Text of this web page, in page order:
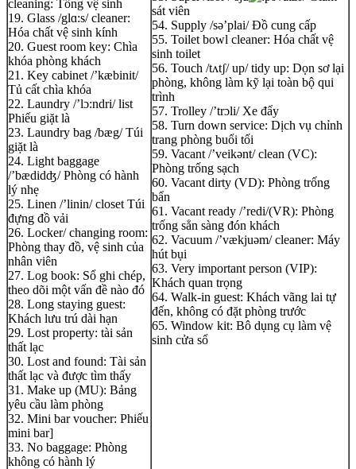
cleaning: Tổng vệ sinh
19. Glass /glɑ:s/ cleaner:
Hóa chất vệ sinh kính
20. Guest room key: Chìa
khóa phòng khách
21. Key cabinet /’kæbinit/
Tủ cất chìa khóa
22. Laundry /’lɔ:ndri/ list
Phiếu giặt là
23. Laundry bag /bæg/ Túi
giặt là
24. Light baggage
/’bædidʤ/ Phòng có hành
lý nhẹ
25. Linen /’linin/ closet Túi
đựng đồ vải
26. Locker/ changing room:
Phòng thay đồ, vệ sinh của
nhân viên
27. Log book: Sổ ghi chép,
theo dõi một vấn đề nào đó
28. Long staying guest:
Khách lưu trú dài hạn
29. Lost property: tài sản
thất lạc
30. Lost and found: Tài sản
thất lạc và được tìm thấy
31. Make up (MU): Bảng
yêu cầu làm phòng
32. Mini bar voucher: Phiếu
mini bar]
33. No baggage: Phòng
không có hành lý
sát viên
54. Supply /sə’plai/ Đồ cung cấp
55. Toilet bowl cleaner: Hóa chất vệ
sinh toilet
56. Touch /tʌtʃ/ up/ tidy up: Dọn sơ lại
phòng, không làm kỹ lại toàn bộ qui
trình
57. Trolley /’trɔli/ Xe đẩy
58. Turn down service: Dịch vụ chỉnh
trang phòng buổi tối
59. Vacant /’veikənt/ clean (VC):
Phòng trống sạch
60. Vacant dirty (VD): Phòng trống
bẩn
61. Vacant ready /’redi/(VR): Phòng
trống sẳn sàng đón khách
62. Vacuum /’vækjuəm/ cleaner: Máy
hút bụi
63. Very important person (VIP):
Khách quan trọng
64. Walk-in guest: Khách vãng lai tự
đến, không có đặt phòng trước
65. Window kit: Bô dụng cụ làm vệ
sinh cửa sổ